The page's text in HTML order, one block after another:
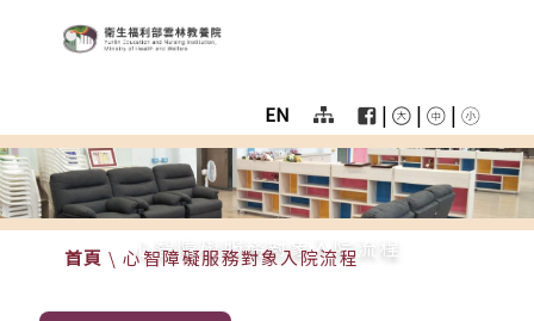
跳至主要區塊
衛生福利部雲林教養院
menu
EN | |
|
Homepage
menu
color
心智障礙服務對象入院流程
首頁 \ 心智障礙服務對象入院流程